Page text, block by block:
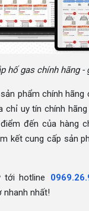
hố gas chính hãng -
phẩm chính hãng
chỉ uy tín chính
đến của hàng
kết cung cấp sản
tới hotline
nhanh nhất!